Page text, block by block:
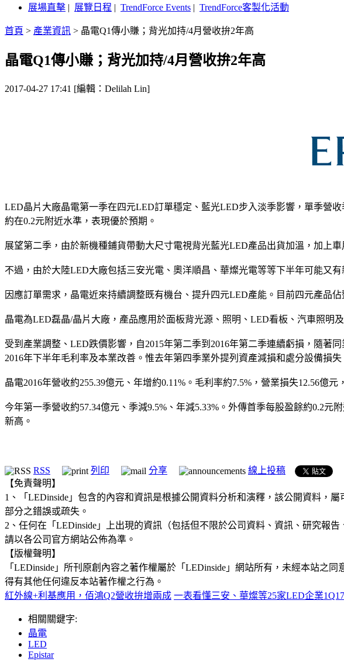
展場直擊 | 展覽日程 | TrendForce Events | TrendForce客製化活動
首頁 > 產業資訊 > 晶電Q1傳小賺；背光加持/4月營收拚2年高
晶電Q1傳小賺；背光加持/4月營收拚2年高
2017-04-27 17:41 [編輯：Delilah Lin]
LED晶片大廠晶電第一季在四元LED訂單穩定、藍光LED步入淡季影響，單季營
約在0.2元附近水準，表現優於預期。
展望第二季，由於新機種鋪貨帶動大尺寸電視背光藍光LED產品出貨加溫，加上
不過，由於大陸LED大廠包括三安光電、奧洋順昌、華燦光電等等下半年可能又
因應訂單需求，晶電近來持續調整既有機台、提升四元LED產能。目前四元產品
晶電為LED磊晶/晶片大廠，產品應用於面板背光源、照明、LED看板、汽車照明
受到產業調整、LED跌價影響，自2015年第二季到2016年第二季連續虧損，隨著
2016年下半年毛利率及本業改善。惟去年第四季業外提列資產減損和處分設備損失
晶電2016年營收約255.39億元、年增約0.11%。毛利率約7.5%，營業損失12.56億
今年第一季營收約57.34億元、季減9.5%、年減5.33%。外傳首季每股盈餘約0.2
新高。
RSS 列印 分享
線上投稿
【免責聲明】
1、「LEDinside」包含的內容和資訊是根據公開資料分析和演釋，該公開資料，
部分之錯誤或疏失。
2、任何在「LEDinside」上出現的資訊（包括但不限於公司資料、資訊、研究報
請以各公司官方網站公佈為準。
【版權聲明】
「LEDinside」所刊原創內容之著作權屬於「LEDinside」網站所有，未經本站之
得有其他任何違反本站著作權之行為。
紅外線+利基應用，佰鴻Q2營收拚增兩成 一表看懂三安、華燦等25家LED企業
相關關鍵字:
晶電
LED
Epistar